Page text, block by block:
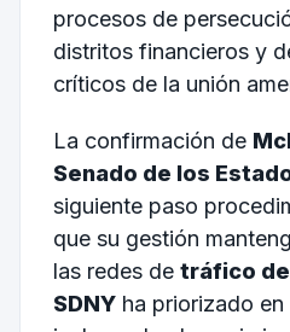
procesos de
distritos financieros y
críticos de la unión
La confirmación de
Senado de los
siguiente paso
que su gestión
las redes de tráfico
SDNYha priorizado en